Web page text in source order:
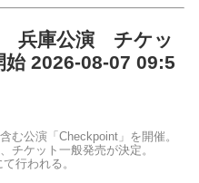
兵庫公演 チケッ
始 2026-08-07 09:5
む公演「Checkpoint」を開催。
チケット一般発売が決定。
行われる。